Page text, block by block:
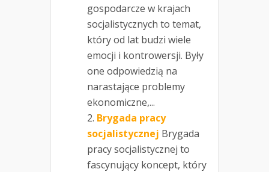
gospodarcze w krajach
socjalistycznych to temat,
który od lat budzi wiele
emocji i kontrowersji. Były
one odpowiedzią na
narastające problemy
ekonomiczne,...
Brygada pracy
socjalistycznej Brygada
pracy socjalistycznej to
fascynujący koncept, który